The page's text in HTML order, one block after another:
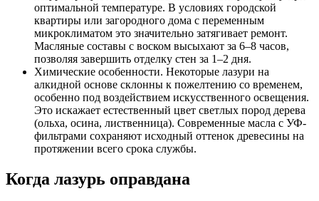
оптимальной температуре. В условиях городской
квартиры или загородного дома с переменным
микроклиматом это значительно затягивает ремонт.
Масляные составы с воском высыхают за 6–8 часов,
позволяя завершить отделку стен за 1–2 дня.
Химические особенности. Некоторые лазури на
алкидной основе склонны к пожелтению со временем,
особенно под воздействием искусственного освещения.
Это искажает естественный цвет светлых пород дерева
(ольха, осина, лиственница). Современные масла с УФ-
фильтрами сохраняют исходный оттенок древесины на
протяжении всего срока службы.
Когда лазурь оправдана